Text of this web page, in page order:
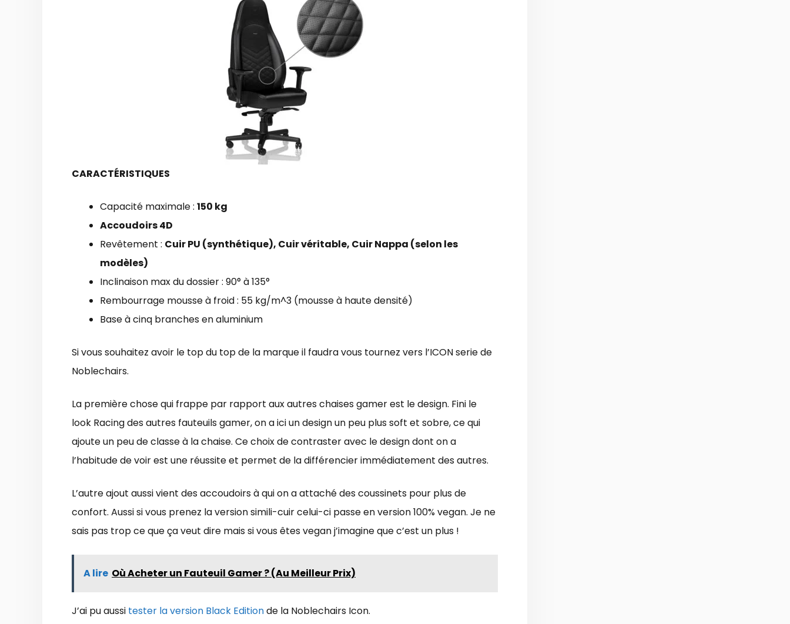
CARACTÉRISTIQUES
Capacité maximale : 150 kg
Accoudoirs 4D
Revêtement : Cuir PU (synthétique), Cuir véritable, Cuir Nappa (selon les
modèles)
Inclinaison max du dossier : 90° à 135°
Rembourrage mousse à froid : 55 kg/m^3 (mousse à haute densité)
Base à cinq branches en aluminium
Si vous souhaitez avoir le top du top de la marque il faudra vous tournez vers l’ICON serie de
Noblechairs.
La première chose qui frappe par rapport aux autres chaises gamer est le design. Fini le
look Racing des autres fauteuils gamer, on a ici un design un peu plus soft et sobre, ce qui
ajoute un peu de classe à la chaise. Ce choix de contraster avec le design dont on a
l’habitude de voir est une réussite et permet de la différencier immédiatement des autres.
L’autre ajout aussi vient des accoudoirs à qui on a attaché des coussinets pour plus de
confort. Aussi si vous prenez la version simili-cuir celui-ci passe en version 100% vegan. Je ne
sais pas trop ce que ça veut dire mais si vous êtes vegan j’imagine que c’est un plus !
A lire Où Acheter un Fauteuil Gamer ? (Au Meilleur Prix)
J’ai pu aussi tester la version Black Editionde la Noblechairs Icon.